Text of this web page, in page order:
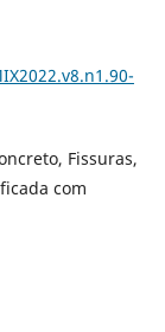
Fissuras,
com